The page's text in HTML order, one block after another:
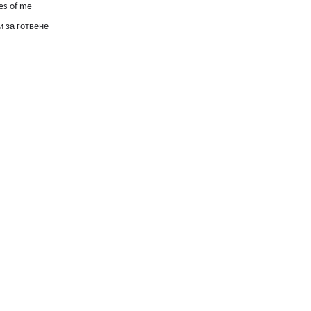
of me
за готвене